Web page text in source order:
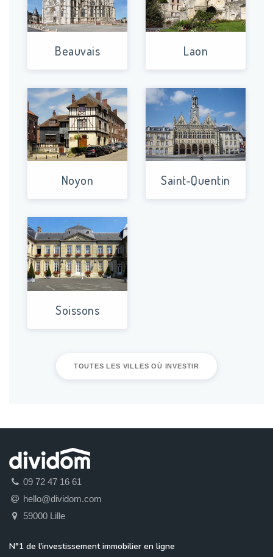
Beauvais Laon
Noyon Saint-Quentin
Soissons
TOUTES LES VILLES OÙ INVESTIR
09 72 47 16 61
hello@dividom.com
59000 Lille
N°1 de l'investissement immobilier en ligne